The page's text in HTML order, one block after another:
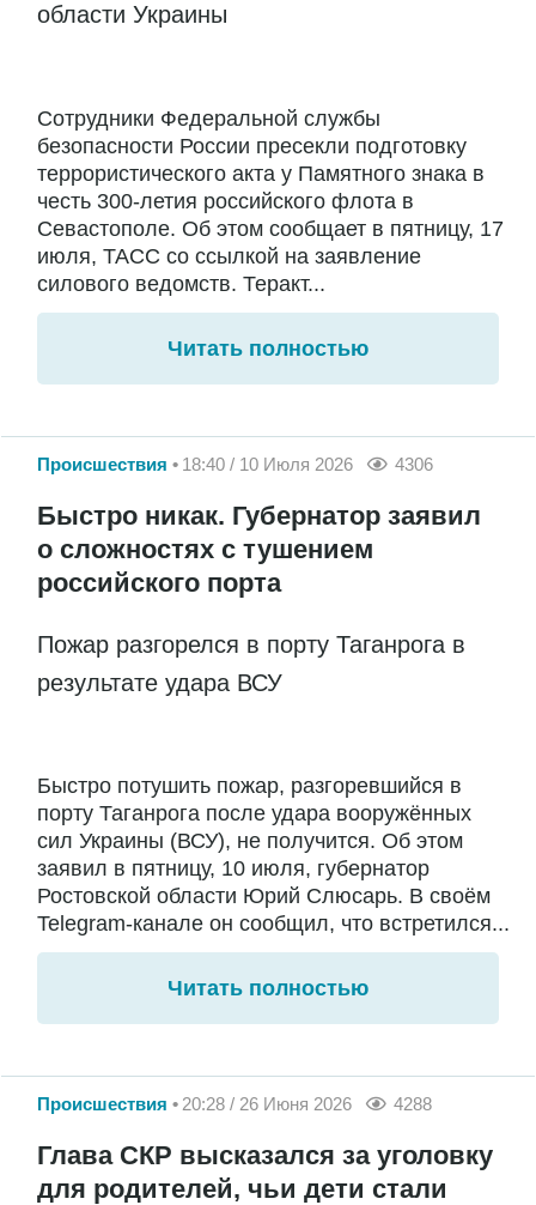
области Украины
Сотрудники Федеральной службы
безопасности России пресекли подготовку
террористического акта у Памятного знака в
честь 300-летия российского флота в
Севастополе. Об этом сообщает в пятницу, 17
июля, ТАСС со ссылкой на заявление
силового ведомств. Теракт...
Читать полностью
Происшествия 18:40 / 10 Июля 2026 4306
Быстро никак. Губернатор заявил
о сложностях с тушением
российского порта
Пожар разгорелся в порту Таганрога в
результате удара ВСУ
Быстро потушить пожар, разгоревшийся в
порту Таганрога после удара вооружённых
сил Украины (ВСУ), не получится. Об этом
заявил в пятницу, 10 июля, губернатор
Ростовской области Юрий Слюсарь. В своём
Telegram-канале он сообщил, что встретился...
Читать полностью
Происшествия 20:28 / 26 Июня 2026 4288
Глава СКР высказался за уголовку
для родителей, чьи дети стали